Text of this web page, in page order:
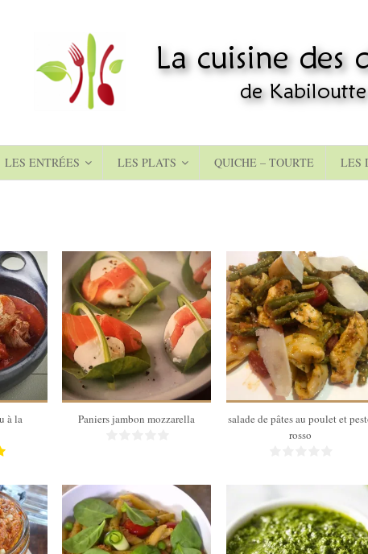
LES ENTRÉES LES PLATS QUICHE – TOURTE LES
à la
20
6
Paniers jambon mozzarella
4 pers
10 Min
salade de pâtes au poulet et
rosso